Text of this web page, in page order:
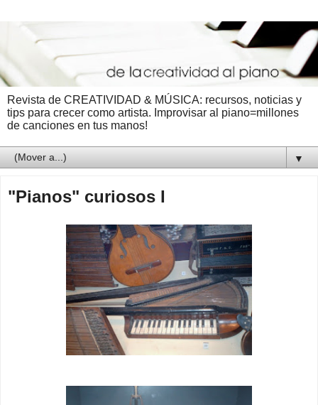
Revista de CREATIVIDAD & MÚSICA: recursos, noticias y
tips para crecer como artista. Improvisar al piano=millones
de canciones en tus manos!
▼
"Pianos" curiosos I